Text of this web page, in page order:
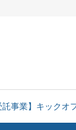
託事業】キック